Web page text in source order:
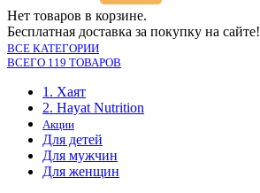
Нет товаров в корзине.
Бесплатная доставка за покупку на сайте!
ВСЕ КАТЕГОРИИ
ВСЕГО 119 ТОВАРОВ
1. Хаят
2. Hayat Nutrition
Акции
Для детей
Для мужчин
Для женщин